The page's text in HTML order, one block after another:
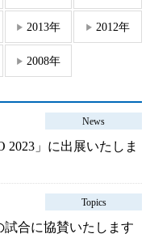
2013年 2012年
2008年
News
2023」に出展いたしま
Topics
試合に協賛いたします